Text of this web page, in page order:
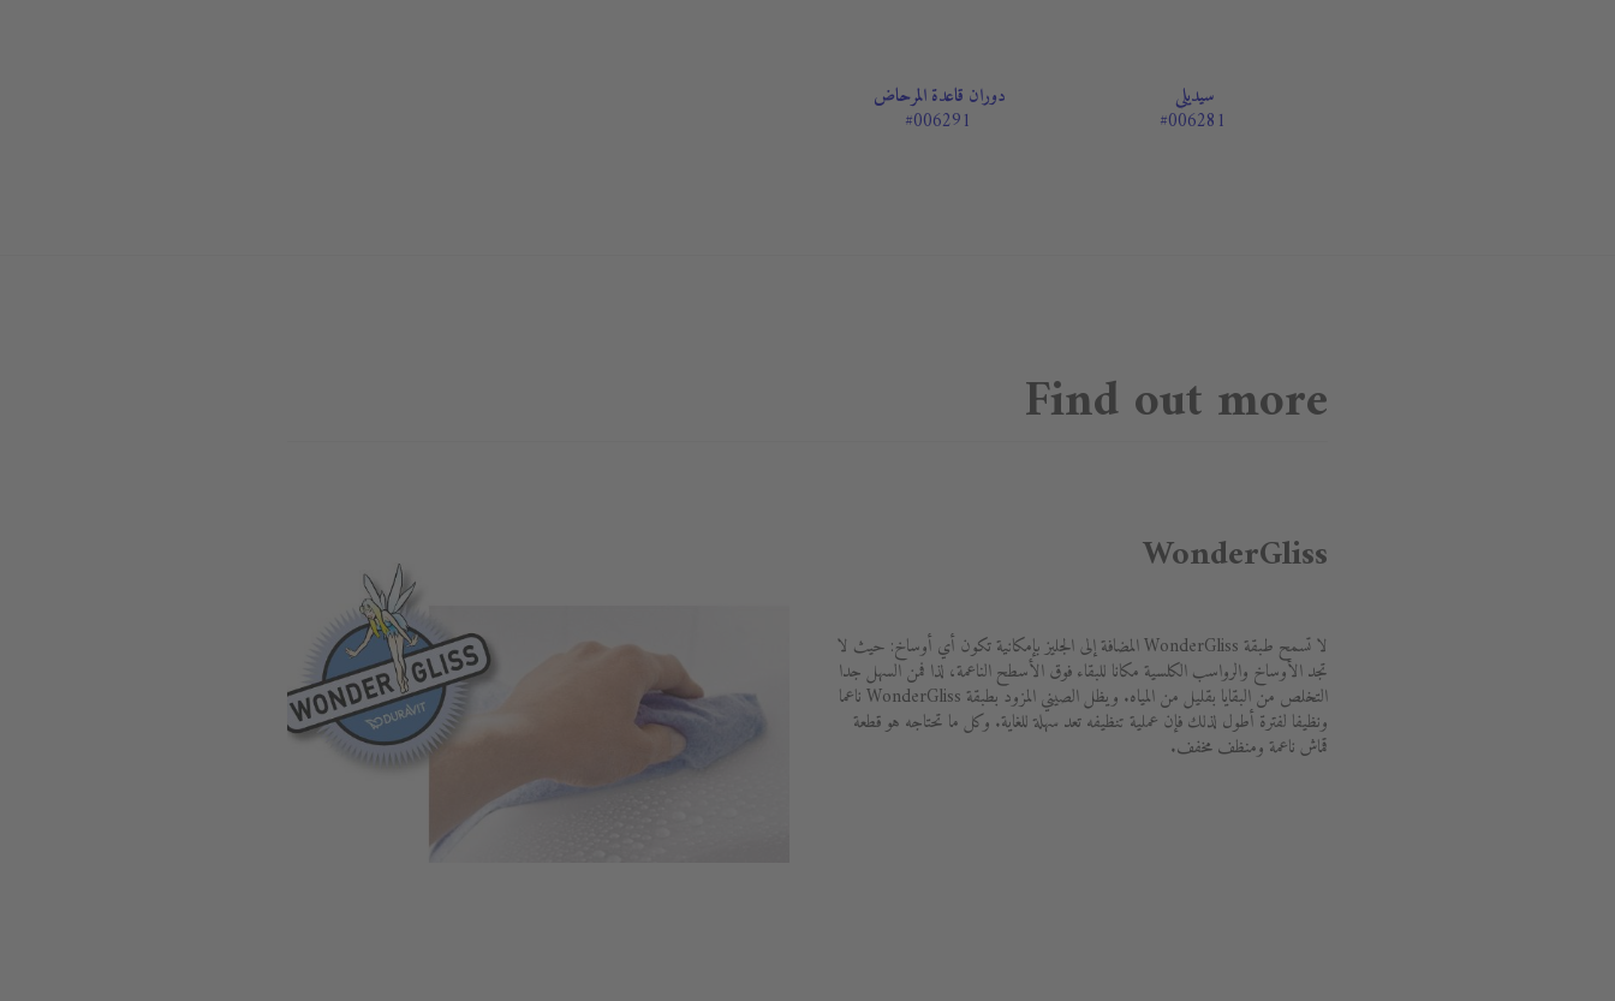
سيديلي
#006281
دوران قاعدة المرحاض
#006291
Find out more
WonderGliss
لا تسمح طبقة WonderGliss المضافة إلى الجليز بإمكانية تكون أي أوساخ: حيث لا
تجد الأوساخ والرواسب الكلسية مكانا للبقاء فوق الأسطح الناعمة، لذا فمن السهل جدا
التخلص من البقايا بقليل من المياه. ويظل الصيني المزود بطبقة WonderGliss ناعما
ونظيفا لفترة أطول لذلك فإن عملية تنظيفه تعد سهلة للغاية. وكل ما تحتاجه هو قطعة
قماش ناعمة ومنظف مخفف.